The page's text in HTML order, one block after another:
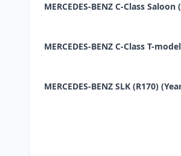
MERCEDES-BENZ C-Class
MERCEDES-BENZ C-Class T-
MERCEDES-BENZ SLK (R170)